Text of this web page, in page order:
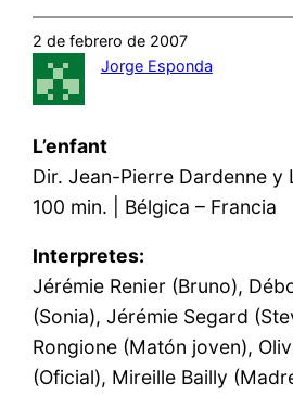
2 de febrero de 2007
Jorge Esponda
L’enfant
Dir. Jean-Pierre Dardenne y
100 min. | Bélgica – Francia
Interpretes:
Jérémie Renier (Bruno),
(Sonia), Jérémie Segard
Rongione (Matón joven),
(Oficial), Mireille Bailly